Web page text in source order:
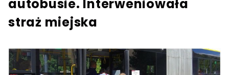
autobusie. Interweniowała
straż miejska